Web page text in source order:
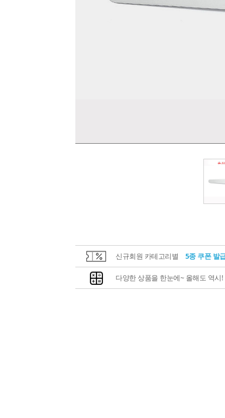
신규회원 카테고리별 5종 쿠폰 발
다양한 상품을 한눈에~ 올해도 역시!